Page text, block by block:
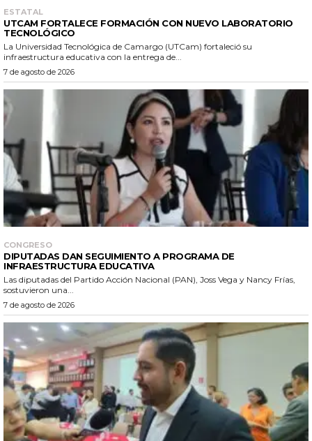
ESTATAL
UTCAM FORTALECE FORMACIÓN CON NUEVO LABORATORIO
TECNOLÓGICO
La Universidad Tecnológica de Camargo (UTCam) fortaleció su
infraestructura educativa con la entrega de...
7 de agosto de 2026
CONGRESO
DIPUTADAS DAN SEGUIMIENTO A PROGRAMA DE
INFRAESTRUCTURA EDUCATIVA
Las diputadas del Partido Acción Nacional (PAN), Joss Vega y Nancy Frías,
sostuvieron una...
7 de agosto de 2026